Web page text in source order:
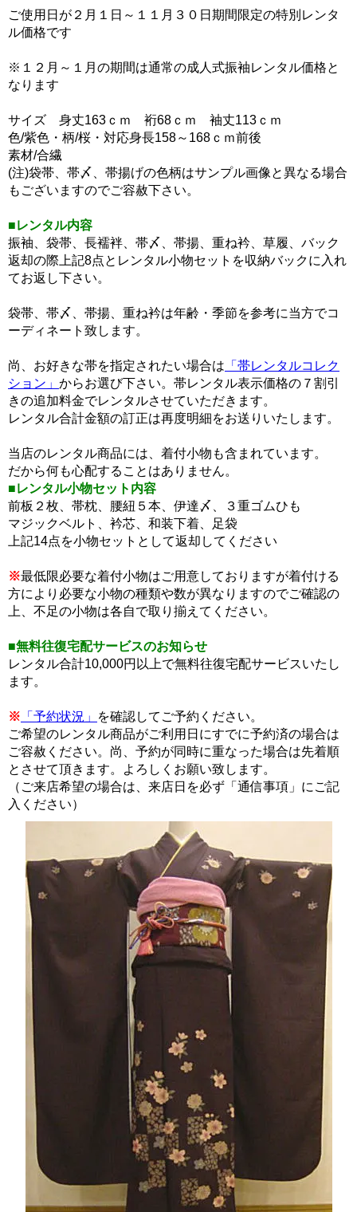
ご使用日が２月１日～１１月３０日期間限定の特別レンタ
ル価格です
※１２月～１月の期間は通常の成人式振袖レンタル価格と
なります
サイズ 身丈163ｃｍ 裄68ｃｍ 袖丈113ｃｍ
色/紫色・柄/桜・対応身長158～168ｃｍ前後
素材/合繊
(注)袋帯、帯〆、帯揚げの色柄はサンプル画像と異なる場合
もございますのでご容赦下さい。
■レンタル内容
振袖、袋帯、長襦袢、帯〆、帯揚、重ね衿、草履、バック
返却の際上記8点とレンタル小物セットを収納バックに入れ
てお返し下さい。
袋帯、帯〆、帯揚、重ね衿は年齢・季節を参考に当方でコ
ーディネート致します。
尚、お好きな帯を指定されたい場合は 「帯レンタルコレク
ション」 からお選び下さい。帯レンタル表示価格の７割引
きの追加料金でレンタルさせていただきます。
レンタル合計金額の訂正は再度明細をお送りいたします。
当店のレンタル商品には、着付小物も含まれています。
だから何も心配することはありません。
■レンタル小物セット内容
前板２枚、帯枕、腰紐５本、伊達〆、３重ゴムひも
マジックベルト、衿芯、和装下着、足袋
上記14点を小物セットとして返却してください
※最低限必要な着付小物はご用意しておりますが着付ける
方により必要な小物の種類や数が異なりますのでご確認の
上、不足の小物は各自で取り揃えてください。
■無料往復宅配サービスのお知らせ
レンタル合計10,000円以上で無料往復宅配サービスいたし
ます。
※ 「予約状況」
を確認してご予約ください。
ご希望のレンタル商品がご利用日にすでに予約済の場合は
ご容赦ください。尚、予約が同時に重なった場合は先着順
とさせて頂きます。よろしくお願い致します。
（ご来店希望の場合は、来店日を必ず「通信事項」にご記
入ください）